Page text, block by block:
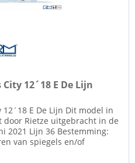
12´18 E De Lijn
12´18 E De Lijn Dit model in
door Rietze uitgebracht in de
2021 Lijn 36 Bestemming:
van spiegels en/of